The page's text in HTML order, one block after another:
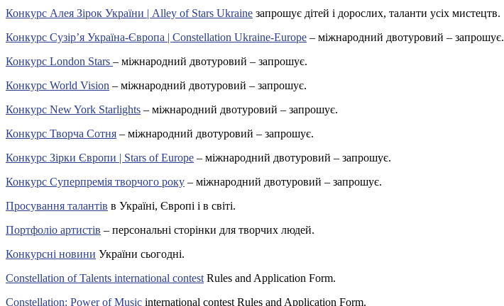
Конкурс Алея Зірок України | Alley of Stars Ukraine запрошує дітей і дорослих, таланти усіх мистецтв.
Конкурс Сузір’я Україна-Європа | Constellation Ukraine-Europe – міжнародний двотуровий – запрошує.
Конкурс London Stars – міжнародний двотуровий – запрошує.
Конкурс World Vision – міжнародний двотуровий – запрошує.
Конкурс New York Starlights – міжнародний двотуровий – запрошує.
Конкурс Творча Сотня – міжнародний двотуровий – запрошує.
Конкурс Зірки Європи | Stars of Europe – міжнародний двотуровий – запрошує.
Конкурс Суперпремія творчого року – міжнародний двотуровий – запрошує.
Просування талантів в Україні, Європі і в світі.
Портфоліо артистів – персональні сторінки для творчих людей.
Конкурсні новини України сьогодні.
Constellation of Talents international contest Rules and Application Form.
Constellation: Power of Music international contest Rules and Application Form.